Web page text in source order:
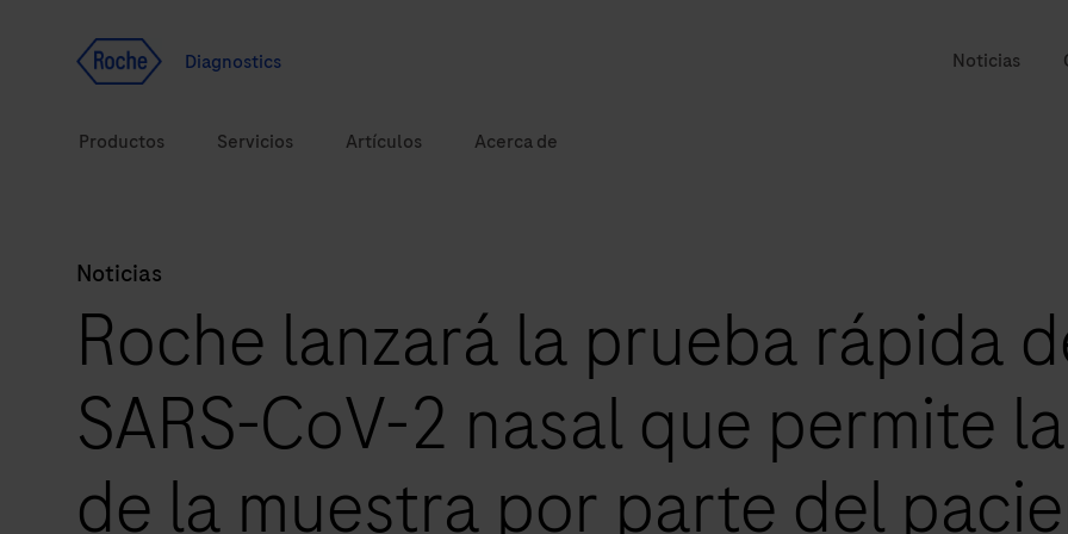
Diagnostics Noticias
Productos
Soluciones
Temas de salud
Marcas
Servicios Artículos Acerca de
Noticias
Roche lanzará la prueba rápida
SARS-CoV-2 nasal que permite
de la muestra por parte del